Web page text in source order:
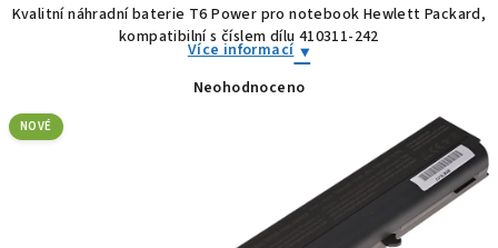
Kvalitní náhradní baterie T6 Power pro notebook Hewlett Packard,
kompatibilní s číslem dílu 410311-242
Více informací
Průměrné
Neohodnoceno
NOVÉ